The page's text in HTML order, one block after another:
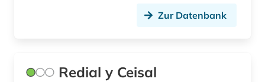
vega, lope de | schriftsteller; dramatiker;
Zur Datenbank
Redial y Ceisal